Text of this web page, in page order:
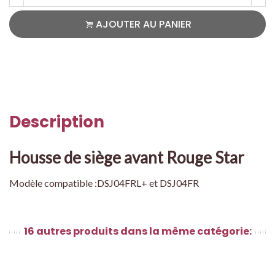
AJOUTER AU PANIER
Description
Housse de siège avant Rouge Star
Modèle compatible :DSJ04FRL+ et DSJ04FR
16 autres produits dans la même catégorie: